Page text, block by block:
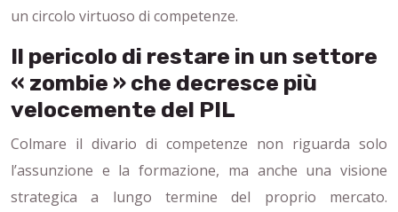
un circolo virtuoso di competenze.
Il pericolo di restare in un settore
« zombie » che decresce più
velocemente del PIL
Colmare il divario di competenze non riguarda solo
l’assunzione e la formazione, ma anche una visione
strategica a lungo termine del proprio mercato.